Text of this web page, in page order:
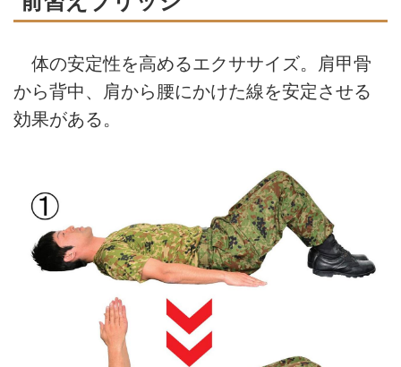
体の安定性を高めるエクササイズ。肩甲骨
から背中、肩から腰にかけた線を安定させる
効果がある。